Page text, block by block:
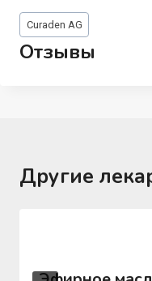
Метки
записи:
Curaden AG
Отзывы
Другие